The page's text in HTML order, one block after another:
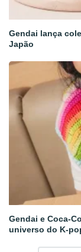
Gendai lança
Japão
Gendai e Coca-
universo do K-